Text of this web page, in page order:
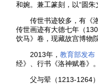
和婉。兼工篆刻，以“圆朱
传世书迹较多，有《洛
传世画迹有大德七年（
饮马》卷，现藏故宫博物
2013年， 教育部发布
经》、行书《洛神赋卷》。
父与翚（1213-1264）